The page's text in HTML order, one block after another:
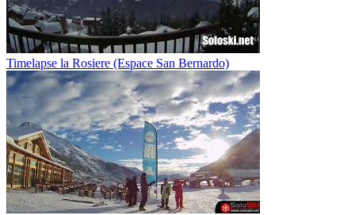
Timelapse la Rosiere (Espace San Bernardo)